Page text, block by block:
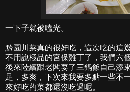
一下子就被嗑光。
黔園川菜真的很好吃，這次吃的這
不用說極品的宮保雞丁了，我們六
後來陸續跟老闆要了三鍋飯自己添
足，多爽，下次來我要多點一些不
來好吃的菜都還沒吃過呢。